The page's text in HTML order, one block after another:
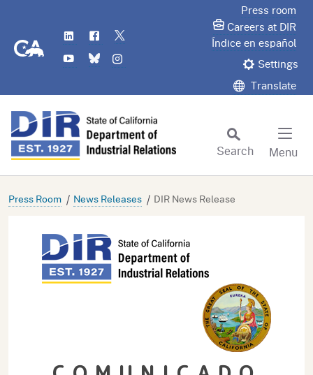
CA.gov
LinkedIn
Flickr
YouTube
Bluesky
Press room
Careers at DIR
Índice en español
Settings
Translate
Search
Menu
Press Room News Releases DIR News Release